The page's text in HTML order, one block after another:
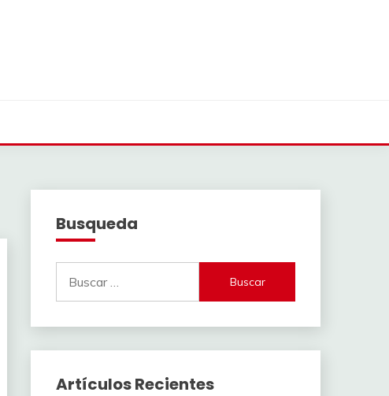
Busqueda
Artículos Recientes